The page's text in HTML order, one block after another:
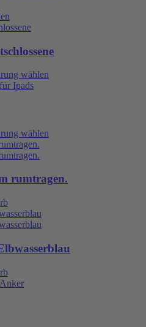
Produkt
mehrere
Varianten
auf.
Die
Optionen
Produktseite
gewählt
werden
wählen
Die
der
wählen
Varianten
auf.
der
Produktseite
rumtragen.